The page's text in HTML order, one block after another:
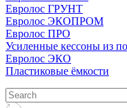
Евролос ГРУНТ
Евролос ЭКОПРОМ
Евролос ПРО
Усиленные кессоны из
Евролос ЭКО
Пластиковые ёмкости